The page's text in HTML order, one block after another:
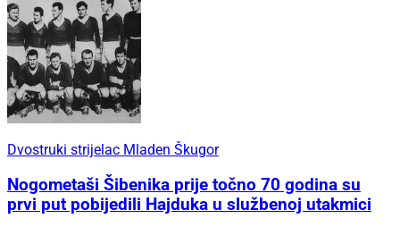
Dvostruki strijelac Mladen Škugor
Nogometaši Šibenika prije točno 70 godina su
prvi put pobijedili Hajduka u službenoj utakmici